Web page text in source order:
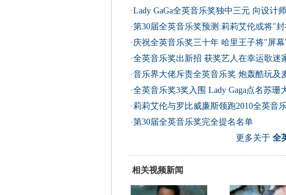
·Lady GaGa全英音乐奖独中三元 向设计
·第30届全英音乐奖预测:莉莉艾伦或将"
· 庆祝全英音乐奖三十年 哈里王子将"屏
·全英音乐奖出新招 获奖艺人在幸运歌迷
·音乐界大佬斥责全英音乐奖 炮轰酷玩及
·全英音乐奖3奖入围 Lady Gaga点名苏珊
·莉莉艾伦与罗比威廉斯领跑2010全英音
·第30届全英音乐奖完全提名名单
更多关于 全
相关视频新闻